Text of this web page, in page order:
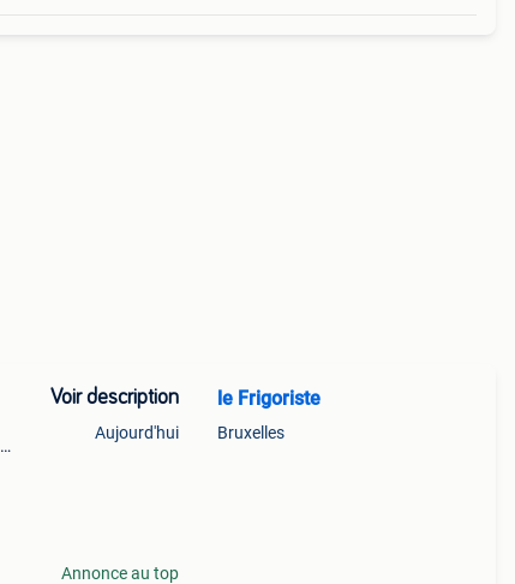
Voir description
Aujourd'hui
Annonce au top
le Frigoriste
Bruxelles